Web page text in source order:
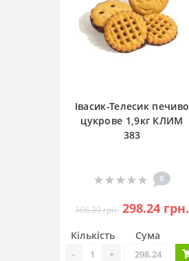
Івасик-Телесик печиво
цукрове 1,9кг КЛИМ
383
0
366.30 грн. 298.24 грн.
Кількість
- +
Сума